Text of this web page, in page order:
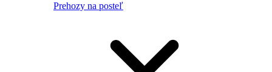
Prehozy na posteľ